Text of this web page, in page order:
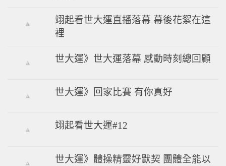
翊起看世大運直播落幕 幕後花絮在這
裡
世大運》世大運落幕 感動時刻總回顧
世大運》回家比賽 有你真好
翊起看世大運#12
世大運》體操精靈好默契 團體全能以